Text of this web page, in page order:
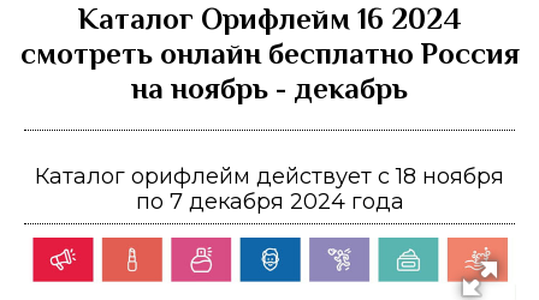
Каталог Орифлейм 16 2024
смотреть онлайн бесплатно Россия
на ноябрь - декабрь
Каталог орифлейм действует с 18 ноября
по 7 декабря 2024 года